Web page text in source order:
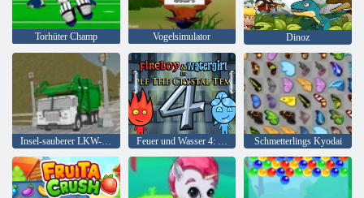
Torhüter Champ Vogelsimulator Dinoz
Insel-sauberer LKW-Abfall Sim Feuer und Wasser 4: Kristalltempel Schmetterlings Kyodai